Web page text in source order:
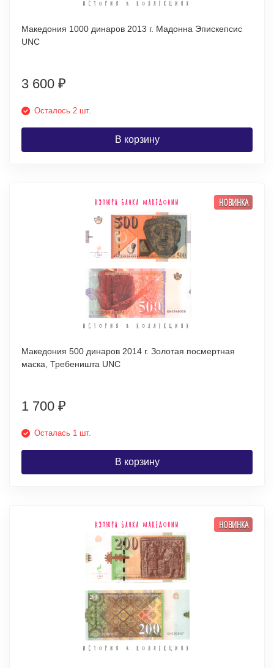
Македония 1000 динаров 2013 г. Мадонна Эпискепсис
UNC
3 600 ₽
Осталось 2 шт.
В корзину
НОВИНКА
Македония 500 динаров 2014 г. Золотая посмертная
маска, Требеништа UNC
1 700 ₽
Осталась 1 шт.
В корзину
НОВИНКА